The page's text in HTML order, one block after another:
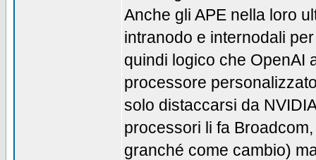
Anche gli APE nella loro
intranodo e internodali
quindi logico che OpenAI
processore
solo distaccarsi da
processori li fa
granché come cambio)